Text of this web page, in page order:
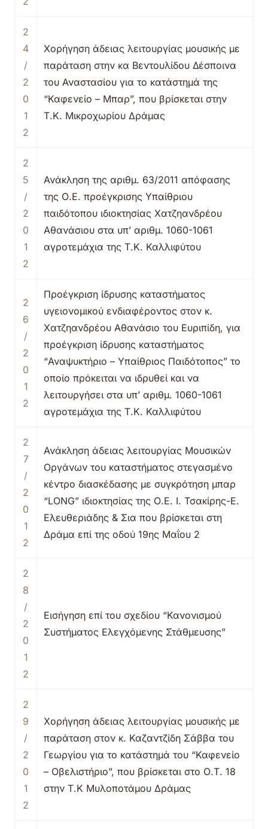
2
4
/
2
0
1
2
Χορήγηση άδειας λειτουργίας μουσικής με
παράταση στην κα Βεντουλίδου Δέσποινα
του Αναστασίου για το κατάστημά της
“Καφενείο – Μπαρ”, που βρίσκεται στην
Τ.Κ. Μικροχωρίου Δράμας
2
5
/
2
0
1
2
Ανάκληση της αριθμ. 63/2011 απόφασης
της Ο.Ε. προέγκρισης Υπαίθριου
παιδότοπου ιδιοκτησίας Χατζηανδρέου
Αθανάσιου στα υπ’ αριθμ. 1060-1061
αγροτεμάχια της Τ.Κ. Καλλιφύτου
2
6
/
2
0
1
2
Προέγκριση ίδρυσης καταστήματος
υγειονομικού ενδιαφέροντος στον κ.
Χατζηανδρέου Αθανάσιο του Ευριπίδη, για
προέγκριση ίδρυσης καταστήματος
“Αναψυκτήριο – Υπαίθριος Παιδότοπος” το
οποίο πρόκειται να ιδρυθεί και να
λειτουργήσει στα υπ’ αριθμ. 1060-1061
αγροτεμάχια της Τ.Κ. Καλλιφύτου
2
7
/
2
0
1
2
Ανάκληση άδειας λειτουργίας Μουσικών
Οργάνων του καταστήματος στεγασμένο
κέντρο διασκέδασης με συγκρότηση μπαρ
“LONG” ιδιοκτησίας της Ο.Ε. Ι. Τσακίρης-Ε.
Ελευθεριάδης & Σια που βρίσκεται στη
Δράμα επί της οδού 19ης Μαΐου 2
2
8
/
2
0
1
2
Εισήγηση επί του σχεδίου “Κανονισμού
Συστήματος Ελεγχόμενης Στάθμευσης”
2
9
/
2
0
1
2
Χορήγηση άδειας λειτουργίας μουσικής με
παράταση στον κ. Καζαντζίδη Σάββα του
Γεωργίου για το κατάστημά του “Καφενείο
– Οβελιστήριο”, που βρίσκεται στο Ο.Τ. 18
στην Τ.Κ Μυλοποτάμου Δράμας